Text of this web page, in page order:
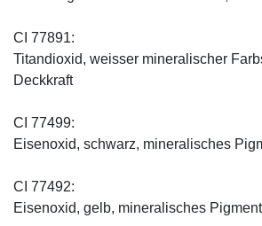
CI 77891:
Titandioxid, weisser mineralischer
Deckkraft
CI 77499:
Eisenoxid, schwarz, mineralisches
CI 77492:
Eisenoxid, gelb, mineralisches Pigment